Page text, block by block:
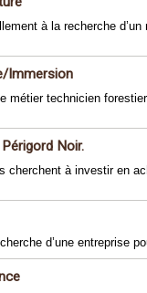
à la recherche d’un
Immersion
métier technicien
Noir.
cherchent à investir en
d’une entreprise